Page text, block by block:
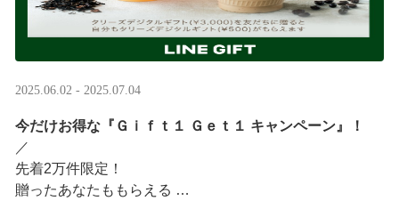
2025.06.02 - 2025.07.04
今だけお得な『Ｇｉｆｔ１ Ｇｅｔ１ キャンペーン』！
／ ​
先着2万件限定！​
贈ったあなたももらえる ​